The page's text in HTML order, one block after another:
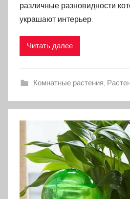
различные разновидности
украшают интерьер.
Читать далее
Комнатные растения,